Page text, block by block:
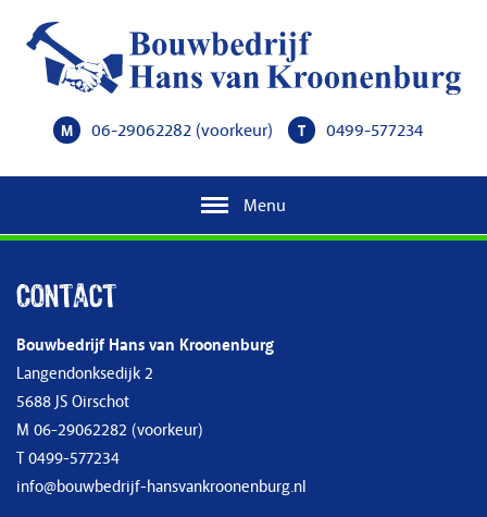
M 06-29062282 (voorkeur) T 0499-577234
Menu
Contact
Bouwbedrijf Hans van Kroonenburg
Langendonksedijk 2
5688 JS Oirschot
M 06-29062282 (voorkeur)
T0499-577234
info@bouwbedrijf-hansvankroonenburg.nl